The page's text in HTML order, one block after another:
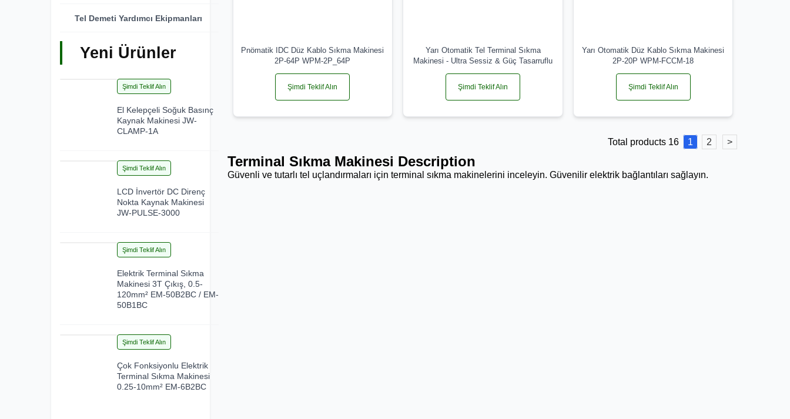
Tel Demeti Yardımcı Ekipmanları
Yeni Ürünler
Şimdi Teklif Alın
El Kelepçeli Soğuk Basınç
Kaynak Makinesi JW-
CLAMP-1A
Şimdi Teklif Alın
LCD İnvertör DC Direnç
Nokta Kaynak Makinesi
JW-PULSE-3000
Şimdi Teklif Alın
Elektrik Terminal Sıkma
Makinesi 3T Çıkış, 0.5-
120mm² EM-50B2BC / EM-
50B1BC
Şimdi Teklif Alın
Çok Fonksiyonlu Elektrik
Terminal Sıkma Makinesi
0.25-10mm² EM-6B2BC
Pnömatik IDC Düz Kablo Sıkma Makinesi
2P-64P WPM-2P_64P
Şimdi Teklif Alın
Yarı Otomatik Tel Terminal Sıkma
Makinesi - Ultra Sessiz & Güç Tasarruflu
Şimdi Teklif Alın
Yarı Otomatik Düz Kablo Sıkma Makinesi
2P-20P WPM-FCCM-18
Şimdi Teklif Alın
Total products 16 1 2 >
Terminal Sıkma Makinesi Description
Güvenli ve tutarlı tel uçlandırmaları için terminal sıkma makinelerini inceleyin. Güvenilir elektrik bağlantıları sağlayın.